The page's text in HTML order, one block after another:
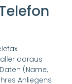
daraus
(Name,
Anliegens